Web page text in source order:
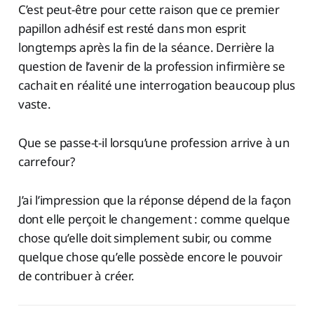
C’est peut-être pour cette raison que ce premier
papillon adhésif est resté dans mon esprit
longtemps après la fin de la séance. Derrière la
question de l’avenir de la profession infirmière se
cachait en réalité une interrogation beaucoup plus
vaste.
Que se passe-t-il lorsqu’une profession arrive à un
carrefour?
J’ai l’impression que la réponse dépend de la façon
dont elle perçoit le changement : comme quelque
chose qu’elle doit simplement subir, ou comme
quelque chose qu’elle possède encore le pouvoir
de contribuer à créer.